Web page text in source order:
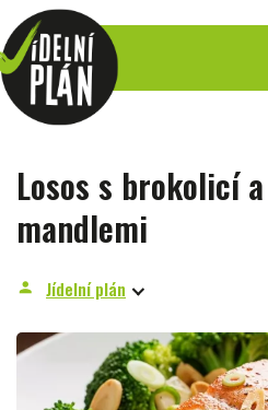
Losos s brokolicí
mandlemi
person Jídelní plán